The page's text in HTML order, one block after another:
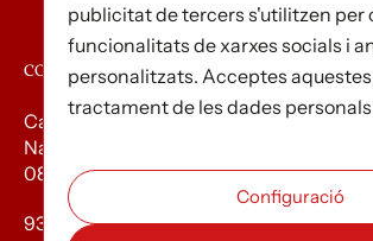
CONTACTE
Carrer d’Edison, 3
Nau A. Polígon industrial Les Torrenteres
08754 El Papiol
93 673 12 12
publicitat de tercers s'utilitzen per
funcionalitats de xarxes socials i
personalitzats. Acceptes aquestes
tractament de les dades